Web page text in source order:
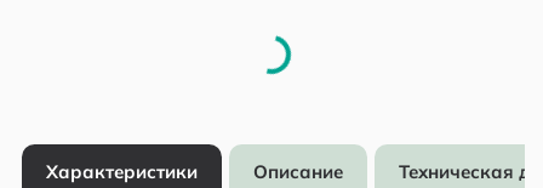
Характеристики Описание Техническая